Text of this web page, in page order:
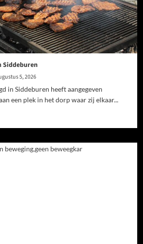
Siddeburen
5, 2026
in Siddeburen heeft aangegeven
een plek in het dorp waar zij elkaar...